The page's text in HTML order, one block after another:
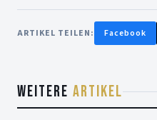
ARTIKEL TEILEN: Facebook
WEITERE ARTIKEL